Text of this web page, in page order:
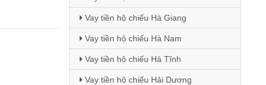
Vay tiền hộ chiếu Hà Giang
Vay tiền hộ chiếu Hà Nam
Vay tiền hộ chiếu Hà Tĩnh
Vay tiền hộ chiếu Hải Dương